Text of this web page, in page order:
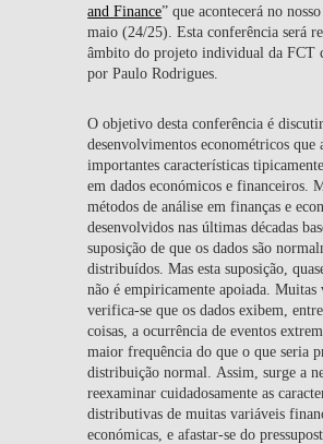
and Finance” que acontecerá no
maio (24/25). Esta conferência será
âmbito do projeto individual da FCT
por Paulo Rodrigues.
O objetivo desta conferência é
desenvolvimentos econométricos que
importantes características
em dados económicos e financeiros.
métodos de análise em finanças e
desenvolvidos nas últimas décadas
suposição de que os dados são
distribuídos. Mas esta suposição,
não é empiricamente apoiada. Muitas
verifica-se que os dados exibem,
coisas, a ocurrência de eventos
maior frequência do que o que seria
distribuição normal. Assim, surge a
reexaminar cuidadosamente as
distributivas de muitas variáveis
económicas, e afastar-se do